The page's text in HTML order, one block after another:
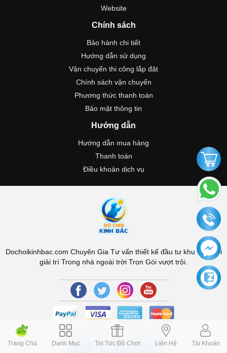
Website
Chính sách
Bảo hành chi tiết
Hướng dẫn sử dụng
Vận chuyển thi công lắp đặt
Chính sách vận chuyển
Phương thức thanh toán
Bảo mật thông tin
Hướng dẫn
Hướng dẫn mua hàng
Thanh toán
Điều khoản dịch vụ
Dochoikinhbac.com Chuyên Gia Tư vấn thiết kế đầu tư khu vui chơi
giải trí Trong nhà ngoài trời Trọn Gói vượt trội.
Trang Chủ Danh Mục Tin Tức Đồ Chơi Liên Hệ Tài Khoản